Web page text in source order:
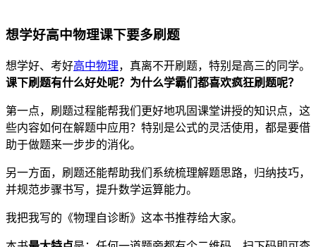
想学好高中物理课下要多刷题
想学好、考好高中物理，真离不开刷题，特别是高三的同学。
课下刷题有什么好处呢？为什么学霸们都喜欢疯狂刷题呢？
第一点，刷题过程能帮我们更好地巩固课堂讲授的知识点，这
些内容如何在解题中应用？特别是公式的灵活使用，都是要借
助于做题来一步步的消化。
另一方面，刷题还能帮助我们系统梳理解题思路，归纳技巧，
并规范步骤书写，提升数学运算能力。
我把我写的《物理自诊断》这本书推荐给大家。